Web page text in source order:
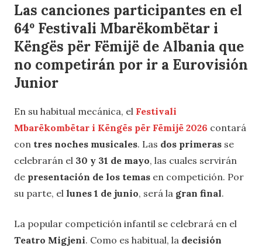
Las canciones participantes en el
64º Festivali Mbarëkombëtar i
Këngës për Fëmijë de Albania que
no competirán por ir a Eurovisión
Junior
En su habitual mecánica, el Festivali
Mbarëkombëtar i Këngës për Fëmijë 2026 contará
con tres noches musicales. Las dos primeras se
celebrarán el 30 y 31 de mayo, las cuales servirán
de presentación de los temas en competición. Por
su parte, el lunes 1 de junio, será la gran final.
La popular competición infantil se celebrará en el
Teatro Migjeni. Como es habitual, la decisión